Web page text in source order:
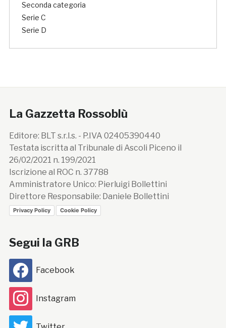
Seconda categoria
Serie C
Serie D
La Gazzetta Rossoblù
Editore: BLT s.r.l.s. - P.IVA 02405390440
Testata iscritta al Tribunale di Ascoli Piceno il
26/02/2021 n. 199/2021
Iscrizione al ROC n. 37788
Amministratore Unico: Pierluigi Bollettini
Direttore Responsabile: Daniele Bollettini
Privacy Policy Cookie Policy
Segui la GRB
Facebook
Instagram